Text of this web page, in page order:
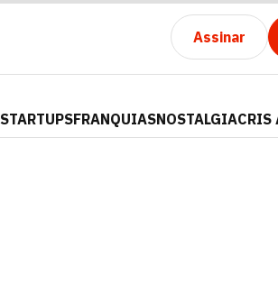
Assinar
STARTUPSFRANQUIASNOSTALGIACRIS